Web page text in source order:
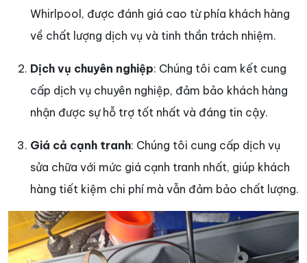
Whirlpool, được đánh giá cao từ phía khách hàng
về chất lượng dịch vụ và tinh thần trách nhiệm.
Dịch vụ chuyên nghiệp: Chúng tôi cam kết cung
cấp dịch vụ chuyên nghiệp, đảm bảo khách hàng
nhận được sự hỗ trợ tốt nhất và đáng tin cậy.
Giá cả cạnh tranh: Chúng tôi cung cấp dịch vụ
sửa chữa với mức giá cạnh tranh nhất, giúp khách
hàng tiết kiệm chi phí mà vẫn đảm bảo chất lượng.